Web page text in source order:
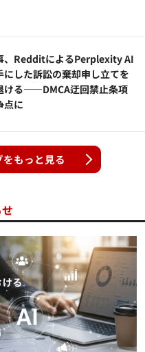
、RedditによるPerplexity AI
にした訴訟の棄却申し立てを
ける——DMCA迂回禁止条項
点に
もっと見る